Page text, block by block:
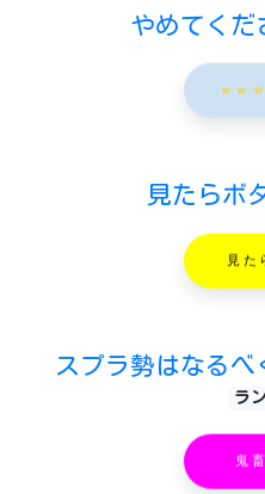
やめてくだ
ｗｗ
見たらボ
見た
スプラ勢はなる
ラ
鬼